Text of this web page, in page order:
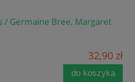
/ Germaine Bree, Margaret
32,90 zł
do koszyka